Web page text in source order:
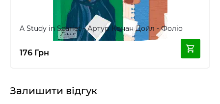
A Study in Scarlet - Артур Конан Дойл - Фоліо
176 Грн
Залишити відгук